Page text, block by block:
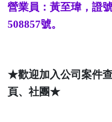
營業員： 黃至瑋，證
508857號。
★歡迎加入公司案件
頁、社團★